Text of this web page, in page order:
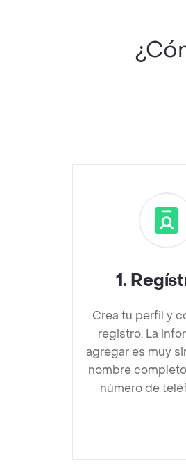
1.
Crea tu perfil y
registro. La
agregar es muy
nombre
número de